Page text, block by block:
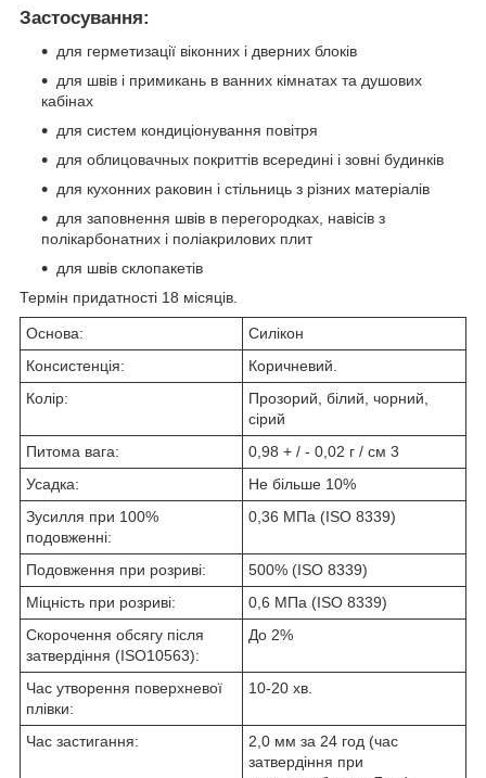
Застосування:
для герметизації віконних і дверних блоків
для швів і примикань в ванних кімнатах та душових
кабінах
для систем кондиціонування повітря
для облицовачных покриттів всередині і зовні будинків
для кухонних раковин і стільниць з різних матеріалів
для заповнення швів в перегородках, навісів з
полікарбонатних і поліакрилових плит
для швів склопакетів
Термін придатності 18 місяців.
Основа:
Силікон
Консистенція:
Коричневий.
Колір:
Прозорий, білий, чорний,
сірий
Питома вага:
0,98 + / - 0,02 г / см 3
Усадка:
Не більше 10%
Зусилля при 100%
подовженні:
0,36 МПа (ISO 8339)
Подовження при розриві:
500% (ISO 8339)
Міцність при розриві:
0,6 МПа (ISO 8339)
Скорочення обсягу після
затвердіння (ISO10563):
До 2%
Час утворення поверхневої
плівки:
10-20 хв.
Час застигання:
2,0 мм за 24 год (час
затвердіння при